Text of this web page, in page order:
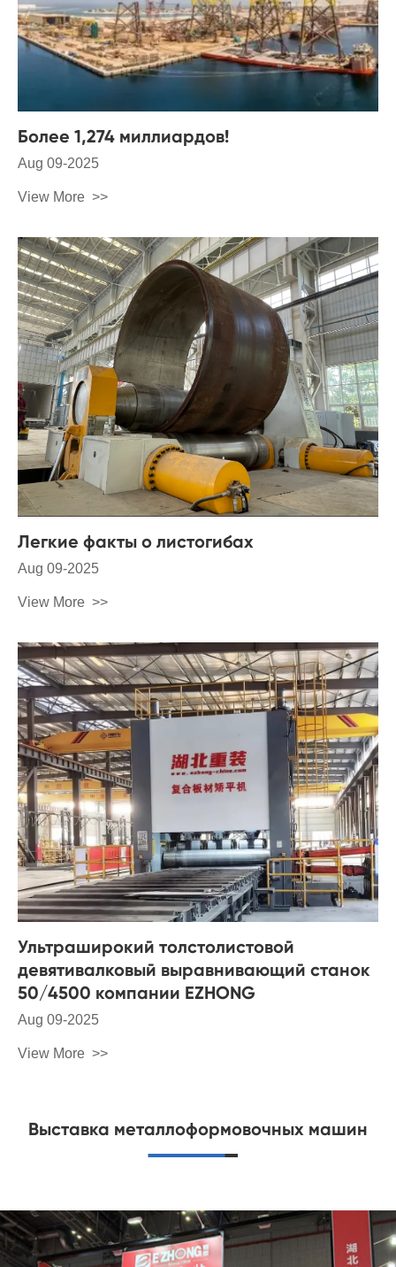
Более 1,274 миллиардов!
Aug 09-2025
View More
Легкие факты о листогибах
Aug 09-2025
View More
Ультраширокий толстолистовой
девятивалковый выравнивающий станок
50/4500 компании EZHONG
Aug 09-2025
View More
Выставка металлоформовочных машин